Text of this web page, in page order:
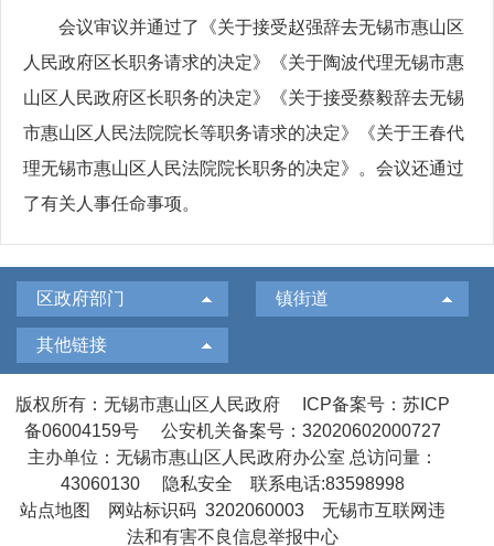
会议审议并通过了《关于接受赵强辞去无锡市惠山区
人民政府区长职务请求的决定》《关于陶波代理无锡市惠
山区人民政府区长职务的决定》《关于接受蔡毅辞去无锡
市惠山区人民法院院长等职务请求的决定》《关于王春代
理无锡市惠山区人民法院院长职务的决定》。会议还通过
了有关人事任命事项。
区政府部门 镇街道
其他链接
版权所有：无锡市惠山区人民政府
ICP备案号：苏ICP
备06004159号
公安机关备案号：32020602000727
主办单位：无锡市惠山区人民政府办公室 总访问量：
43060130
隐私安全
联系电话:83598998
站点地图
网站标识码 3202060003
无锡市互联网违
法和有害不良信息举报中心